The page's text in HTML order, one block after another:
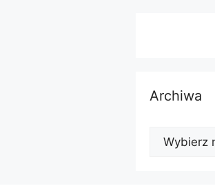
Archiwa
Archiwa